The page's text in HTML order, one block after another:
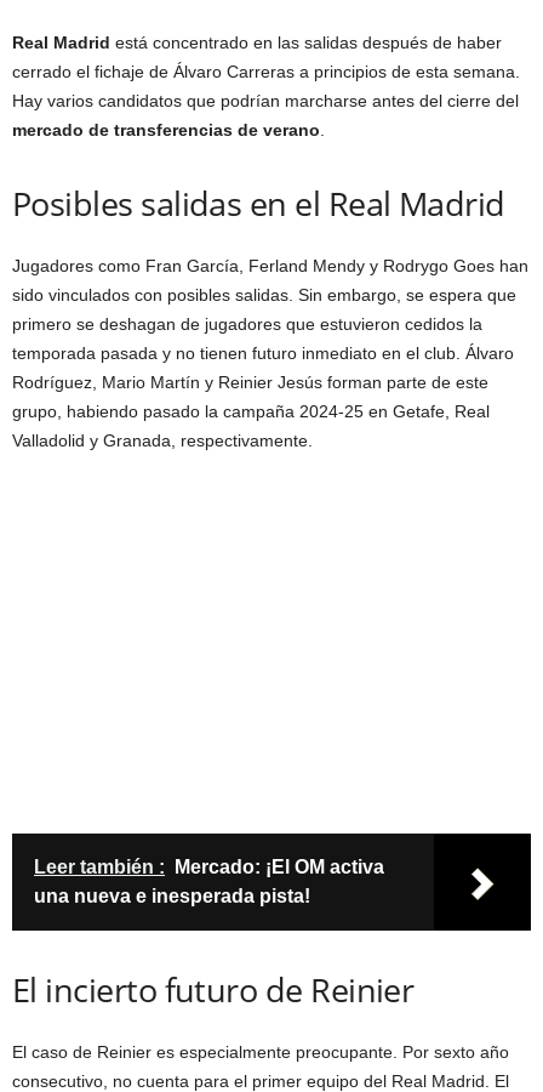
Real Madrid está concentrado en las salidas después de haber
cerrado el fichaje de Álvaro Carreras a principios de esta semana.
Hay varios candidatos que podrían marcharse antes del cierre del
mercado de transferencias de verano
Posibles salidas en el Real Madrid
Jugadores como Fran García, Ferland Mendy y Rodrygo Goes han
sido vinculados con posibles salidas. Sin embargo, se espera que
primero se deshagan de jugadores que estuvieron cedidos la
temporada pasada y no tienen futuro inmediato en el club. Álvaro
Rodríguez, Mario Martín y Reinier Jesús forman parte de este
grupo, habiendo pasado la campaña 2024-25 en Getafe, Real
Valladolid y Granada, respectivamente.
Leer también :
Mercado: ¡El OM activa
una nueva e inesperada pista!
El incierto futuro de Reinier
El caso de Reinier es especialmente preocupante. Por sexto año
consecutivo, no cuenta para el primer equipo del Real Madrid. El